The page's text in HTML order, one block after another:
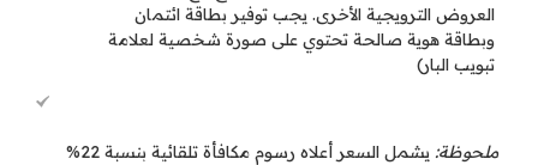
العروض الترويجية الأخرى. يجب توفير بطاقة ائتمان
وبطاقة هوية صالحة تحتوي على صورة شخصية لعلامة
تبويب البار)
ملحوظة:
يشمل السعر أعلاه رسوم مكافأة تلقائية بنسبة 22%